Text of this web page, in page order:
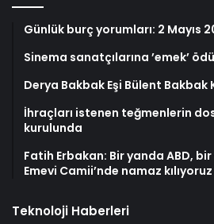
Günlük burç yorumları: 2 Mayıs
Sinema sanatçılarına ’emek’
Derya Bakbak Eşi Bülent Bakbak
İhraçları istenen teğmenlerin
kurulunda
Fatih Erbakan: Bir yanda ABD,
Emevi Camii’nde namaz kılıyoruz
Teknoloji Haberleri